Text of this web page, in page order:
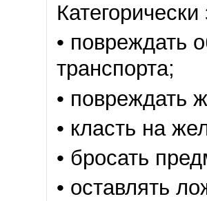
• повреждать
транспорта;
• повреждать
• класть на
• бросать
• оставлять